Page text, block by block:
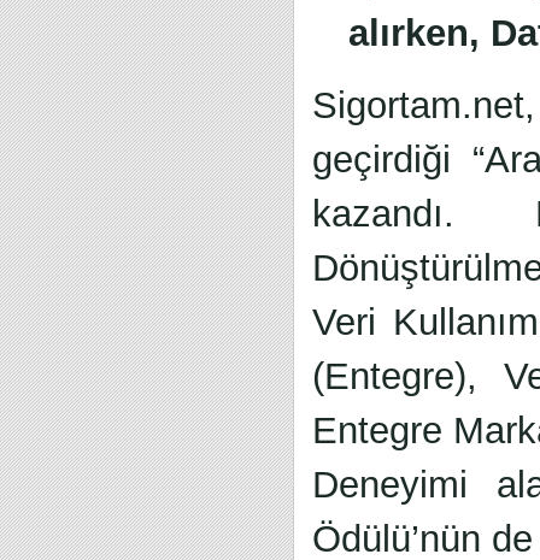
alırken,
geçirdiği
kazandı.
Veri
(Entegre),
Entegre
Deneyimi
Ödülü’nün